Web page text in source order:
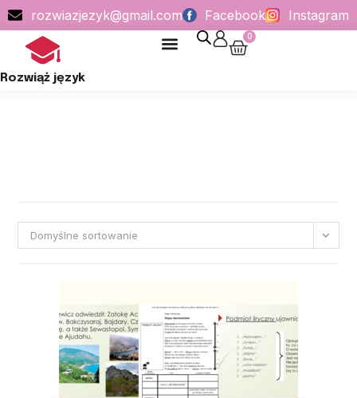
rozwiazjezyk@gmail.com Facebook Instagram
Rozwiąż język
0
Domyślne sortowanie